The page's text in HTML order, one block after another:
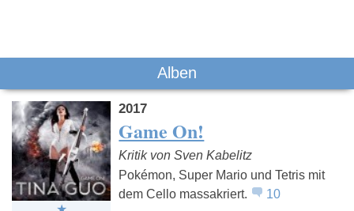
Das könnte Dich auch interessieren:
Lena Meyer-
Culcha Candela
Alben
2017
Game On!
Kritik von Sven Kabelitz
Pokémon, Super Mario und Tetris mit
dem Cello massakriert.
10